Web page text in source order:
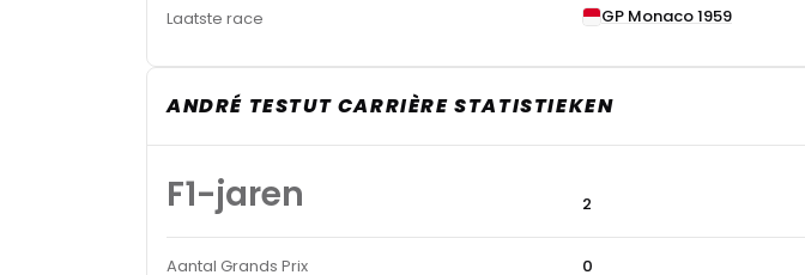
Laatste race GP Monaco 1959
ANDRÉ TESTUT CARRIÈRE STATISTIEKEN
F1-jaren 2
Aantal Grands Prix 0